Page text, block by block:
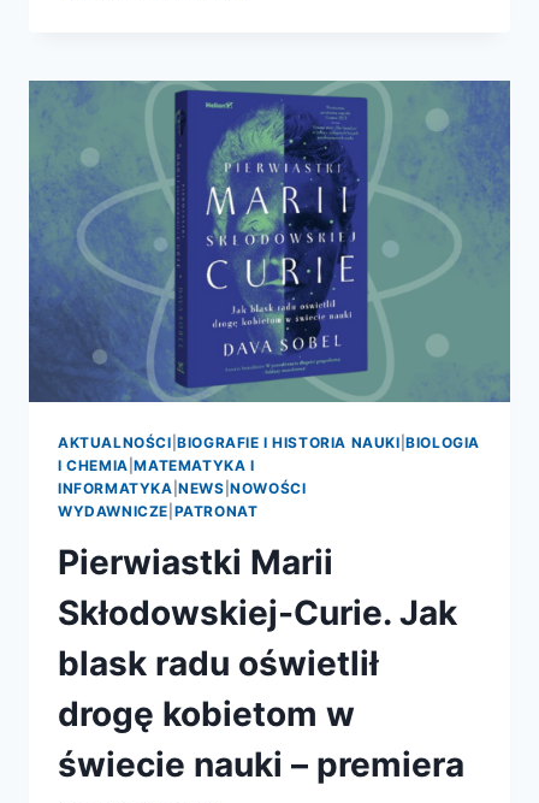
CHCIWOŚĆ,
IDEOLOGIA
I
SZALEŃSTWO
WYPACZYŁY
BADANIA
NAUKOWE
AKTUALNOŚCI |BIOGRAFIE I HISTORIA NAUKI |BIOLOGIA
I CHEMIA |MATEMATYKA I
INFORMATYKA |NEWS |NOWOŚCI
WYDAWNICZE PATRONAT
Pierwiastki Marii
Skłodowskiej-Curie. Jak
blask radu oświetlił
drogę kobietom w
świecie nauki – premiera